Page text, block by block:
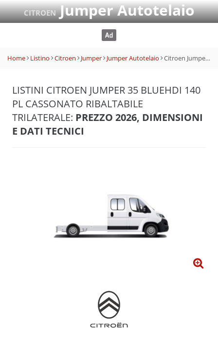
CITROENJumper Autotelaio
Home Listino Citroen Jumper Jumper Autotelaio Citroen Jumper 35 BlueHDi 140 PL Cassonato Ribaltabile Trilaterale
LISTINI CITROEN JUMPER 35 BLUEHDI 140
PL CASSONATO RIBALTABILE
TRILATERALE: PREZZO 2026, DIMENSIONI
E DATI TECNICI